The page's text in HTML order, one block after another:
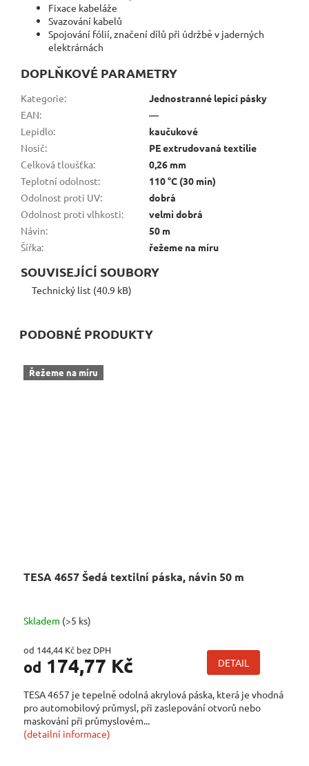
Fixace kabeláže
Svazování kabelů
Spojování fólií, značení dílů při údržbě v jaderných
elektrárnách
DOPLŇKOVÉ PARAMETRY
Kategorie:
Jednostranné lepicí pásky
EAN:
—
Lepidlo:
kaučukové
Nosič:
PE extrudovaná textilie
Celková tloušťka:
0,26 mm
Teplotní odolnost:
110 °C (30 min)
Odolnost proti UV:
dobrá
Odolnost proti vlhkosti:
velmi dobrá
Návin:
50 m
Šířka: řežeme na míru
SOUVISEJÍCÍ SOUBORY
Technický list (40.9 kB)
PODOBNÉ PRODUKTY
Řežeme na míru
TESA 4657 Šedá textilní páska, návin 50 m
Skladem (>5 ks)
od 144,44 Kč bez DPH
od 174,77 Kč DETAIL
TESA 4657 je tepelně odolná akrylová páska, která je vhodná
pro automobilový průmysl, při zaslepování otvorů nebo
maskování při průmyslovém...
(detailní informace)